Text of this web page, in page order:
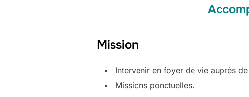
Mission
Intervenir en foyer de vie auprès
Missions ponctuelles.